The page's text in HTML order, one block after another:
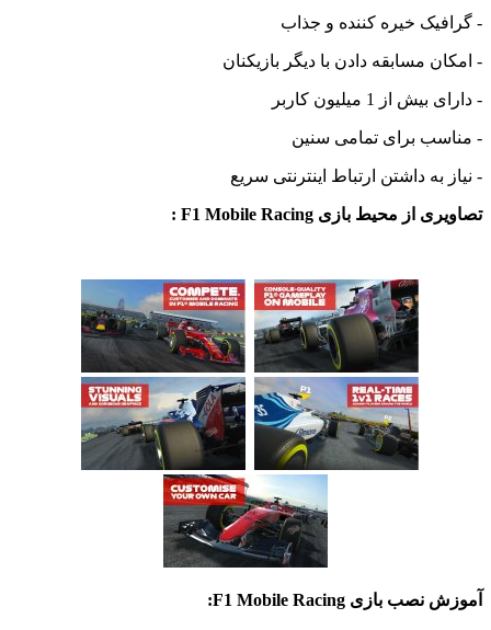
- گرافیک خیره کننده و جذاب
- امکان مسابقه دادن با دیگر بازیکنان
- دارای بیش از 1 میلیون کاربر
- مناسب برای تمامی سنین
- نیاز به داشتن ارتباط اینترنتی سریع
تصاویری از محیط بازی F1 Mobile Racing :
آموزش نصب بازی F1 Mobile Racing: